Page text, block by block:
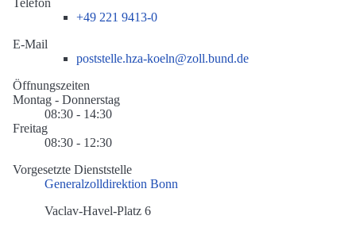
Telefon
+49 221 9413-0
E-Mail
poststelle.hza-koeln@zoll.bund.de
Öffnungszeiten
Montag - Donnerstag
08:30 - 14:30
Freitag
08:30 - 12:30
Vorgesetzte Dienststelle
Generalzolldirektion Bonn
Vaclav-Havel-Platz 6